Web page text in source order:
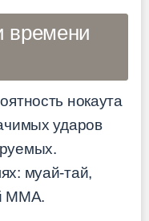
времени
нокаута
ударов
муай-тай,
ММА.